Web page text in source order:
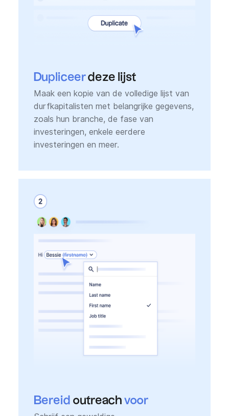
Dupliceerdeze lijst
Maak een kopie van de volledige lijst van
durfkapitalisten met belangrijke gegevens,
zoals hun branche, de fase van
investeringen, enkele eerdere
investeringen en meer.
Bereid outreach voor